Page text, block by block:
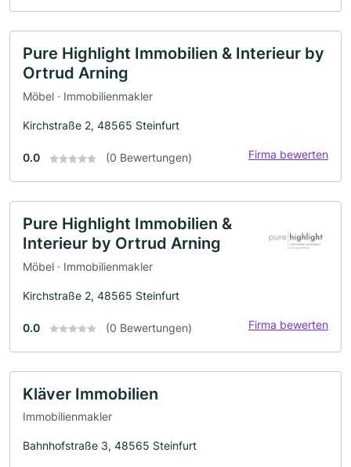
Pure Highlight Immobilien & Interieur by
Ortrud Arning
Möbel · Immobilienmakler
Kirchstraße 2, 48565 Steinfurt
0.0 (0 Bewertungen) Firma bewerten
Pure Highlight Immobilien &
Interieur by Ortrud Arning
Möbel · Immobilienmakler
Kirchstraße 2, 48565 Steinfurt
0.0 (0 Bewertungen) Firma bewerten
Kläver Immobilien
Immobilienmakler
Bahnhofstraße 3, 48565 Steinfurt